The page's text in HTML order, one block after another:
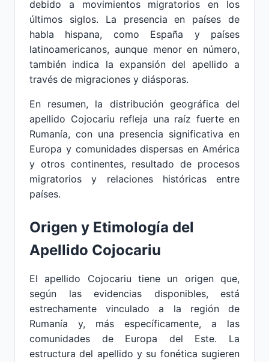
debido a movimientos migratorios en los
últimos siglos. La presencia en países de
habla hispana, como España y países
latinoamericanos, aunque menor en número,
también indica la expansión del apellido a
través de migraciones y diásporas.
En resumen, la distribución geográfica del
apellido Cojocariu refleja una raíz fuerte en
Rumanía, con una presencia significativa en
Europa y comunidades dispersas en América
y otros continentes, resultado de procesos
migratorios y relaciones históricas entre
países.
Origen y Etimología del
Apellido Cojocariu
El apellido Cojocariu tiene un origen que,
según las evidencias disponibles, está
estrechamente vinculado a la región de
Rumanía y, más específicamente, a las
comunidades de Europa del Este. La
estructura del apellido y su fonética sugieren